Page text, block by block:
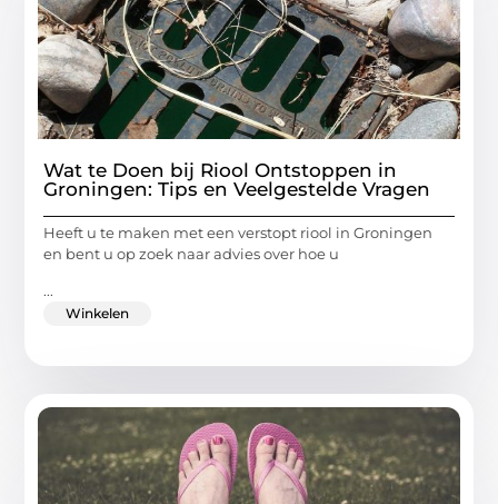
Wat te Doen bij Riool Ontstoppen in
Groningen: Tips en Veelgestelde Vragen
Heeft u te maken met een verstopt riool in Groningen
en bent u op zoek naar advies over hoe u
...
Winkelen